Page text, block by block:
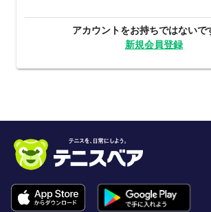
アカウントをお持ちではないで
新規会員登録